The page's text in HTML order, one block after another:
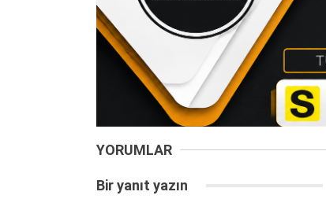
YORUMLAR
Bir yanıt yazın